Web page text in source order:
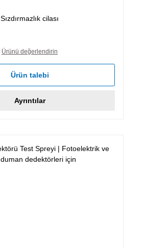
Sızdırmazlık cilası
Ürünü değerlendirin
Ürün talebi
Ayrıntılar